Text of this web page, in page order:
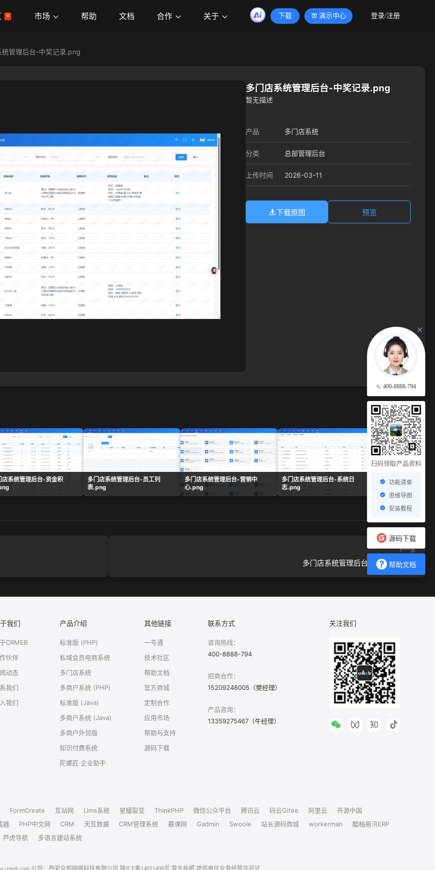
市场 帮助 文档 合作 关于 下载 演示中心 登录/注册
400-8888-794
扫码领取产品资料
功能清单
思维导图
安装教程
源码下载
帮助文档
统管理后台-中奖记录.png
多门店系统管理后台-中奖记录.png
暂无描述
产品 多门店系统
分类 总部管理后台
上传时间 2026-03-11
下载原图 预览
查看更多 →
店系统管理后台-资金积
多门店系统管理后台-员工列
表.png
多门店系统管理后台-营销中
心.png
多门店系统管理后台-系统日
志.png
多门店系统管理后台
表.png
下一张
多门店系统管理后台-消息设置.png
我们
CRMEB
伙伴
动态
我们
我们
产品介绍
标准版 (PHP)
私域会员电商系统
多门店系统
多商户系统 (PHP)
标准版 (Java)
多商户系统 (Java)
多商户外贸版
知识付费系统
陀螺匠·企业助手
其他链接
一号通
技术社区
帮助文档
官方商城
定制合作
应用市场
帮助与支持
源码下载
联系方式
咨询热线：
400-8888-794
招商合作：
15209248005（樊经理）
产品咨询：
13359275467（牛经理）
关注我们
FormCreate 互站网 Lims系统 星耀裂变 ThinkPHP 微信公众平台 腾讯云 码云Gitee 阿里云
开源中国
器
PHP中文网 CRM 天互数据 CRM管理系统 慕课网 Gadmin Swoole 站长源码商城 workerman
酷柚易汛ERP
芦虎导航
多语言建站系统
公司：西安众邦网络科技有限公司 陕ICP备14011498号 营业执照 增值电信业务经营许可证